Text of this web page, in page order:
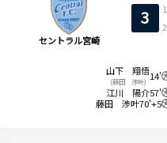
セントラル宮崎
3 1
2
14'
山下 翔悟
(藤田 渉叶)
57'
江川 陽介
70'+5
藤田 渉叶